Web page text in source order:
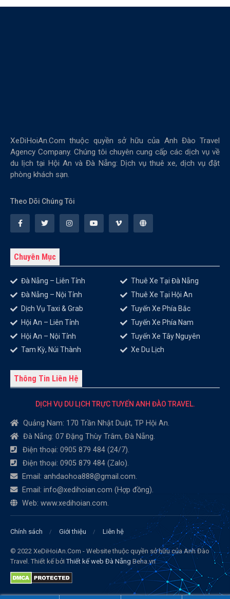
XeDiHoiAn.Com thuộc quyền sở hữu của Anh Đào Travel
Agency Company. Chúng tôi chuyên cung cấp các dịch vụ về
du lịch tại Hội An và Đà Nẵng: Dịch vụ thuê xe, dịch vụ đặt
phòng khách sạn.
Theo Dõi Chúng Tôi
Chuyên Mục
Đà Nẵng – Liên Tỉnh
Đà Nẵng – Nội Tỉnh
Dịch Vụ Taxi & Grab
Hội An – Liên Tỉnh
Hội An – Nội Tỉnh
Tam Kỳ, Núi Thành
Thuê Xe Tại Đà Nẵng
Thuê Xe Tại Hội An
Tuyến Xe Phía Bắc
Tuyến Xe Phía Nam
Tuyến Xe Tây Nguyên
Xe Du Lịch
Thông Tin Liên Hệ
DỊCH VỤ DU LỊCH TRỰC TUYẾN ANH ĐÀO TRAVEL.
Quảng Nam: 170 Trần Nhật Duật, TP Hội An.
Đà Nẵng: 07 Đặng Thùy Trâm, Đà Nẵng.
Điện thoại: 0905 879 484 (24/7).
Điện thoại: 0905 879 484 (Zalo).
Email: anhdaohoa888@gmail.com.
Email: info@xedihoian.com (Hợp đồng).
Web: www.xedihoian.com.
Chính sách Giới thiệu Liên hệ
© 2022 XeDiHoiAn.Com - Website thuộc quyền sở hữu của Anh Đào
Travel. Thiết kế bởiThiết kế web Đà Nẵng Beha.vn